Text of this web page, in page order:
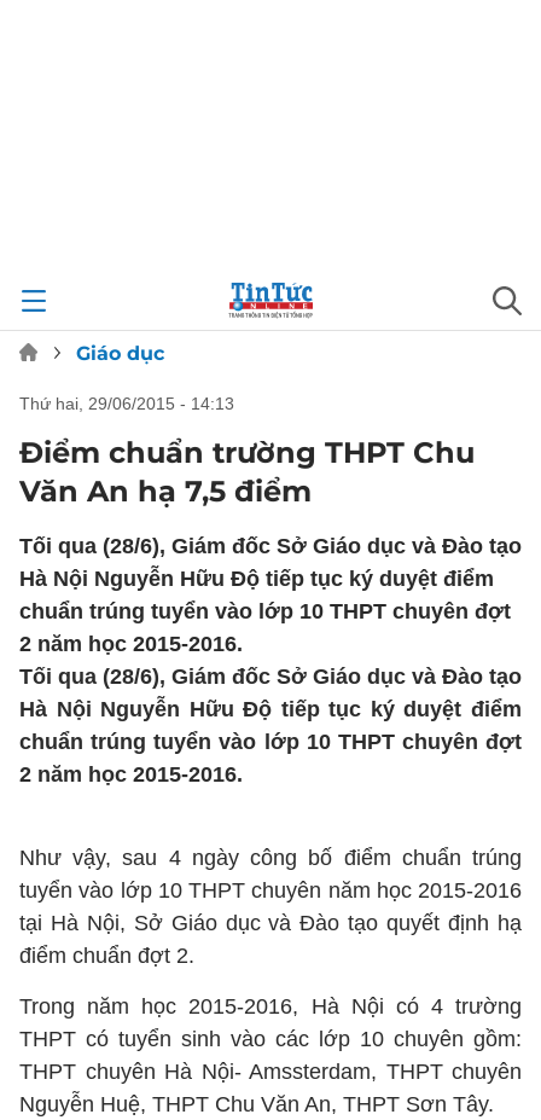
Giáo dục
thứ hai, 29/06/2015 - 14:13
Điểm chuẩn trường THPT Chu
Văn An hạ 7,5 điểm
Tối qua (28/6), Giám đốc Sở Giáo dục và Đào tạo
Hà Nội Nguyễn Hữu Độ tiếp tục ký duyệt điểm
chuẩn trúng tuyển vào lớp 10 THPT chuyên đợt
2 năm học 2015-2016.
Tối qua (28/6), Giám đốc Sở Giáo dục và Đào tạo
Hà Nội Nguyễn Hữu Độ tiếp tục ký duyệt điểm
chuẩn trúng tuyển vào lớp 10 THPT chuyên đợt
2 năm học 2015-2016.
Như vậy, sau 4 ngày công bố điểm chuẩn trúng
tuyển vào lớp 10 THPT chuyên năm học 2015-2016
tại Hà Nội, Sở Giáo dục và Đào tạo quyết định hạ
điểm chuẩn đợt 2.
Trong năm học 2015-2016, Hà Nội có 4 trường
THPT có tuyển sinh vào các lớp 10 chuyên gồm:
THPT chuyên Hà Nội- Amssterdam, THPT chuyên
Nguyễn Huệ, THPT Chu Văn An, THPT Sơn Tây.